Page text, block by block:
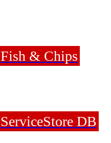
Fish & Chips
ServiceStore DB